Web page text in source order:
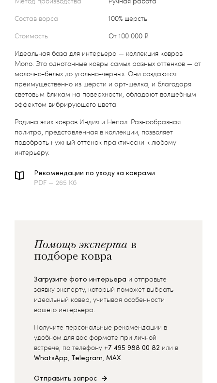
Состав ворса
100% шерсть
Стоимость
от 100 000 ₽
Идеальная база для интерьера — коллекция ковров
Mono. Это однотонные ковры самых разных оттенков — от
молочно-белых до угольно-черных. Они создаются
преимущественно из шерсти и арт-шелка, и благодаря
световым бликам на поверхности, обладают волшебным
эффектом вибрирующего цвета.
Родина этих ковров Индия и Непал. Разнообразная
палитра, представленная в коллекции, позволяет
подобрать нужный оттенок практически к любому
интерьеру.
Рекомендации по уходу за коврами
PDF — 265 Кб
Помощь эксперта в
подборе ковра
Загрузите фото интерьера и отправьте
заявку эксперту, который поможет выбрать
идеальный ковер, учитывая особенности
вашего интерьера.
Получите персональные рекомендации в
удобном для вас формате при личной
встрече, по телефону +7 495 988 00 82 или в
WhatsApp, Telegram, MAX
Отправить запрос